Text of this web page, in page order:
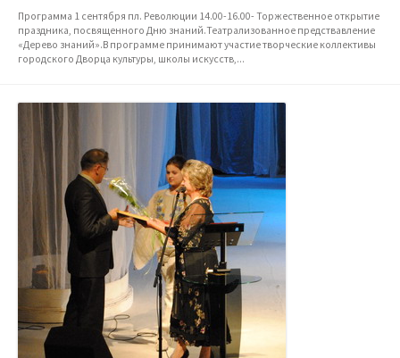
Программа 1 сентября пл. Революции 14.00-16.00- Торжественное открытие
праздника, посвященного Дню знаний.Театрализованное предствавление
«Дерево знаний».В программе принимают участие творческие коллективы
городского Дворца культуры, школы искусств,...